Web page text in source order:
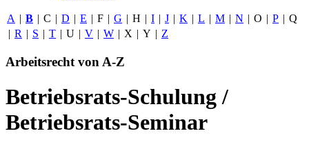
A | B | C | D | E | F | G | H | I | J | K | L | M | N | O | P | Q
| R | S | T | U | V | W | X | Y | Z
Arbeitsrecht von A-Z
Betriebsrats-Schulung /
Betriebsrats-Seminar